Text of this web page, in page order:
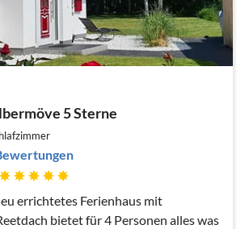
5 Sterne
errichtetes Ferienhaus mit
bietet für 4 Personen alles was